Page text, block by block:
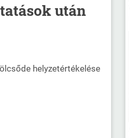
után
helyzetértékelése